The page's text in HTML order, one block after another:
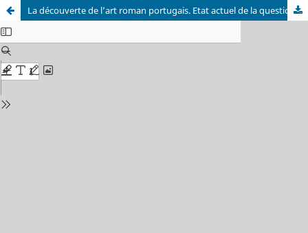
La découverte de l’art roman portugais. Etat actuel de la question